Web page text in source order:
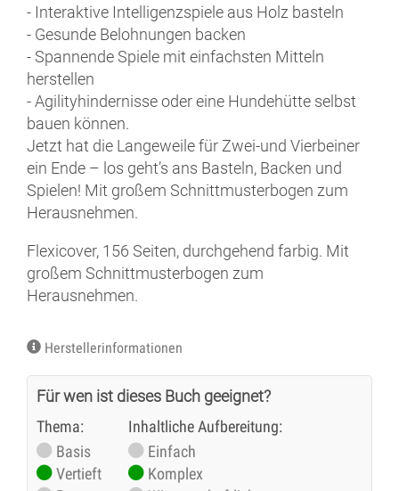
- Interaktive Intelligenzspiele aus Holz basteln
- Gesunde Belohnungen backen
- Spannende Spiele mit einfachsten Mitteln
herstellen
- Agilityhindernisse oder eine Hundehütte selbst
bauen können.
Jetzt hat die Langeweile für Zwei-und Vierbeiner
ein Ende – los geht’s ans Basteln, Backen und
Spielen! Mit großem Schnittmusterbogen zum
Herausnehmen.
Flexicover, 156 Seiten, durchgehend farbig. Mit
großem Schnittmusterbogen zum
Herausnehmen.
Herstellerinformationen
Für wen ist dieses Buch geeignet?
Thema:
Basis
Vertieft
Inhaltliche Aufbereitung:
Einfach
Komplex